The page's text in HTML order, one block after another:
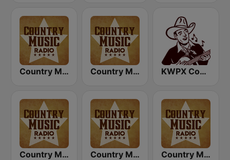
Country Music Radio - Classic Country Country Music Radio - Country Mix KWPX Cowpoke Classic Country Music
Country Music Radio - Easy Country Country Music Radio - Today's Country Country Music Radio - Country Love